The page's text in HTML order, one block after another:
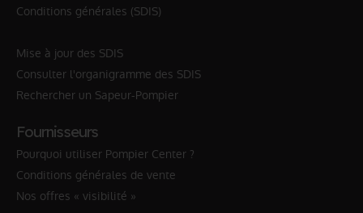
Conditions générales (SDIS)
Mise à jour des SDIS
Consulter l'organigramme des SDIS
Rechercher un Sapeur-Pompier
Fournisseurs
Pourquoi utiliser Pompier Center ?
Conditions générales de vente
Nos offres « visibilité »